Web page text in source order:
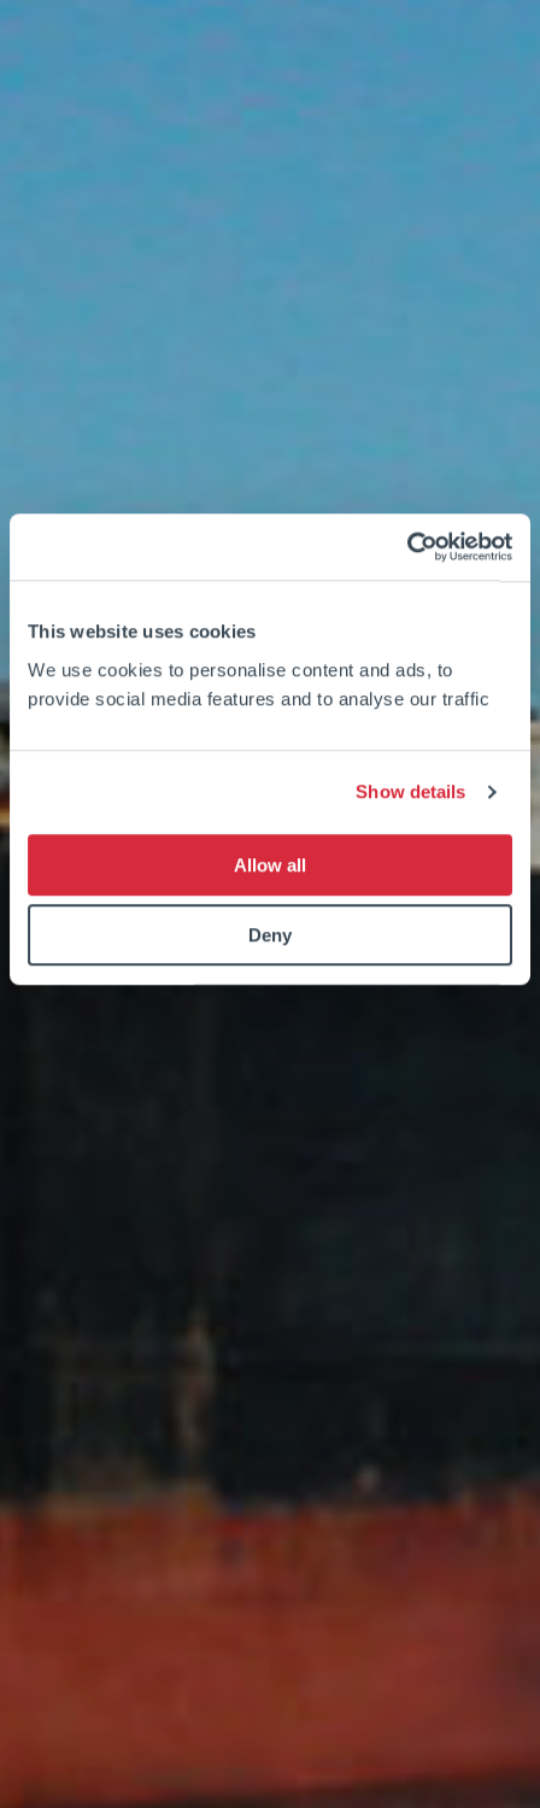
This website uses cookies
We use cookies to personalise content and ads, to
provide social media features and to analyse our traffic
Show details
Allow all
Deny